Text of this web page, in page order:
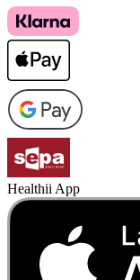
Healthii App